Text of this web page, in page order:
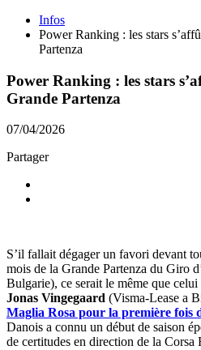
Infos
Power Ranking : les stars
Partenza
Power Ranking : les stars
Grande Partenza
07/04/2026
Partager
S’il fallait dégager un favori devant
mois de la Grande Partenza du Giro
Bulgarie), ce serait le même que
Jonas Vingegaard (Visma-Lease a
Maglia Rosa pour la première fois
Danois a connu un début de saison
de certitudes en direction de la Corsa